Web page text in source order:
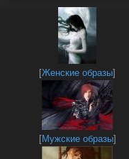
[Женские образы]
[Мужские образы]